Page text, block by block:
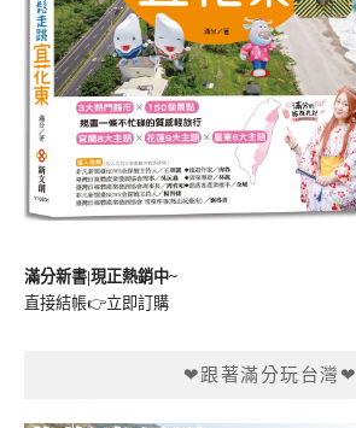
滿分新書|現正熱銷中~
直接結帳👉立即訂購
❤跟著滿分玩台灣❤